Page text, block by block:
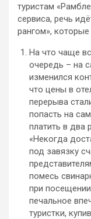
туристам
сервиса, речь
рангом», которые
На что чаще
очередь – на
изменился
что цены в
перерыва
попасть на
платить в два
«Некогда
под завязку
помесь
при
печальное
туристки,